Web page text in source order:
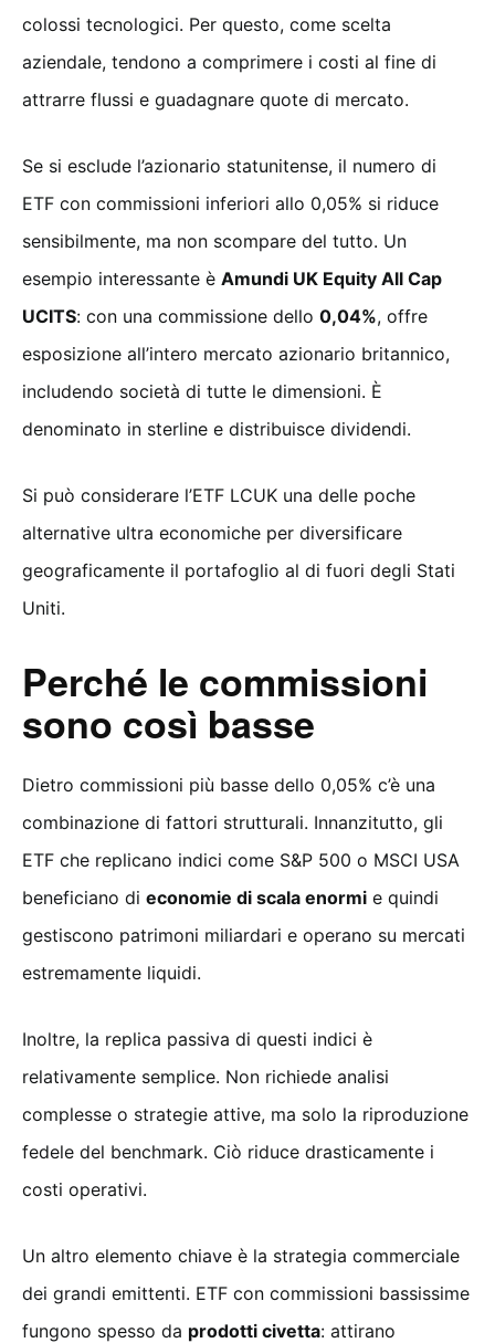
colossi tecnologici. Per questo, come scelta
aziendale, tendono a comprimere i costi al fine di
attrarre flussi e guadagnare quote di mercato.
Se si esclude l’azionario statunitense, il numero di
ETF con commissioni inferiori allo 0,05% si riduce
sensibilmente, ma non scompare del tutto. Un
esempio interessante è Amundi UK Equity All Cap
UCITS: con una commissione dello 0,04%, offre
esposizione all’intero mercato azionario britannico,
includendo società di tutte le dimensioni. È
denominato in sterline e distribuisce dividendi.
Si può considerare l’ETF LCUK una delle poche
alternative ultra economiche per diversificare
geograficamente il portafoglio al di fuori degli Stati
Uniti.
Perché le commissioni
sono così basse
Dietro commissioni più basse dello 0,05% c’è una
combinazione di fattori strutturali. Innanzitutto, gli
ETF che replicano indici come S&P 500 o MSCI USA
beneficiano di economie di scala enormi e quindi
gestiscono patrimoni miliardari e operano su mercati
estremamente liquidi.
Inoltre, la replica passiva di questi indici è
relativamente semplice. Non richiede analisi
complesse o strategie attive, ma solo la riproduzione
fedele del benchmark. Ciò riduce drasticamente i
costi operativi.
Un altro elemento chiave è la strategia commerciale
dei grandi emittenti. ETF con commissioni bassissime
fungono spesso da prodotti civetta: attirano